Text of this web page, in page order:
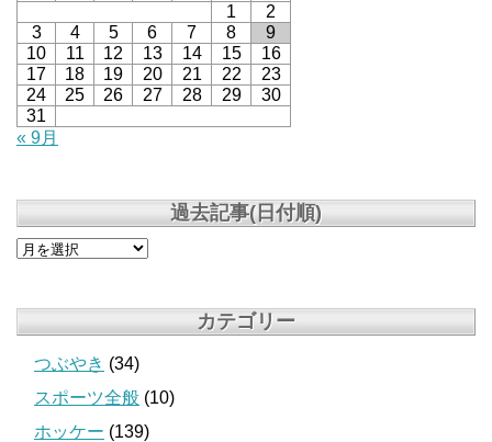
1
2
3
4 5 6 7 8
9
10
11 12 13 14 15
16
17
18 19 20 21 22
23
24
25 26 27 28 29
30
31
« 9月
過去記事(日付順)
カテゴリー
つぶやき (34)
スポーツ全般 (10)
ホッケー (139)